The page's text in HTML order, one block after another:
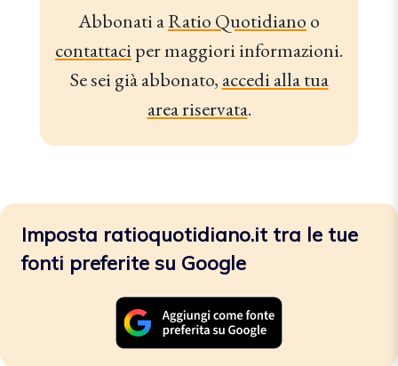
Abbonati aRatio Quotidiano o
contattaciper maggiori informazioni.
Se sei già abbonato, accedi alla tua
area riservata.
Imposta ratioquotidiano.it tra le tue
fonti preferite su Google